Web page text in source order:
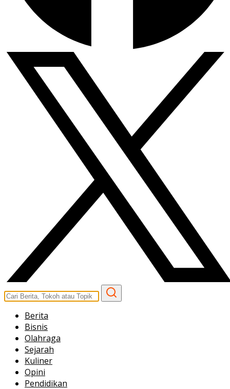
Berita
Bisnis
Olahraga
Sejarah
Kuliner
Opini
Pendidikan